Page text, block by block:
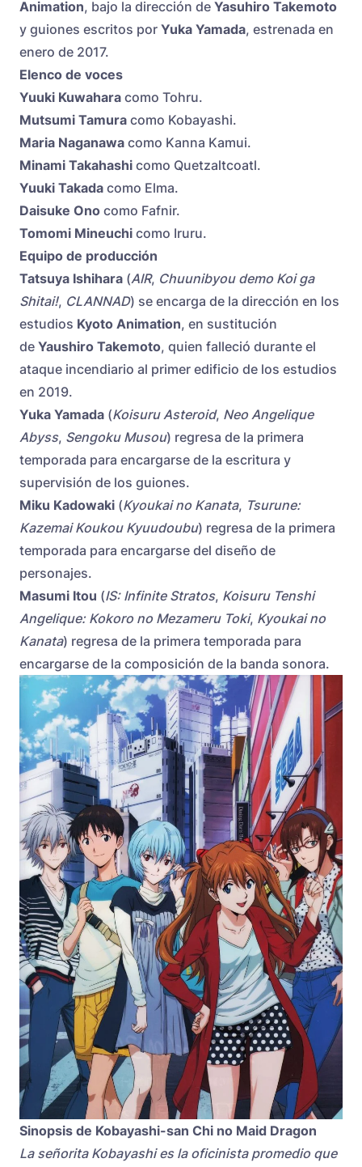
Animation, bajo la dirección de Yasuhiro Takemoto
y guiones escritos por Yuka Yamada, estrenada en
enero de 2017.
Elenco de voces
Yuuki Kuwahara como Tohru.
Mutsumi Tamura como Kobayashi.
Maria Naganawa como Kanna Kamui.
Minami Takahashi como Quetzaltcoatl.
Yuuki Takada como Elma.
Daisuke Ono como Fafnir.
Tomomi Mineuchi como Iruru.
Equipo de producción
Tatsuya Ishihara (AIR, Chuunibyou demo Koi ga
Shitai!, CLANNAD) se encarga de la dirección en los
estudios Kyoto Animation, en sustitución
de Yaushiro Takemoto, quien falleció durante el
ataque incendiario al primer edificio de los estudios
en 2019.
Yuka Yamada (Koisuru Asteroid, Neo Angelique
Abyss, Sengoku Musou) regresa de la primera
temporada para encargarse de la escritura y
supervisión de los guiones.
Miku Kadowaki (Kyoukai no Kanata, Tsurune:
Kazemai Koukou Kyuudoubu) regresa de la primera
temporada para encargarse del diseño de
personajes.
Masumi Itou (IS: Infinite Stratos, Koisuru Tenshi
Angelique: Kokoro no Mezameru Toki, Kyoukai no
Kanata) regresa de la primera temporada para
encargarse de la composición de la banda sonora.
Sinopsis de Kobayashi-san Chi no Maid Dragon
La señorita Kobayashi es la oficinista promedio que